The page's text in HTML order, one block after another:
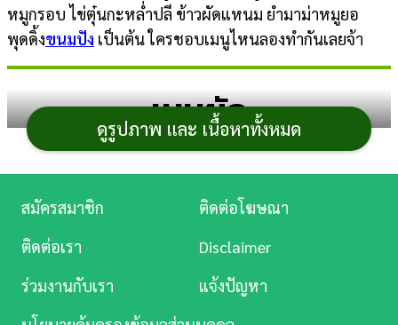
หมูกรอบ ไข่ตุ๋นกะหล่ำปลี ข้าวผัดแหนม ยำมาม่าหมูยอ
พุดดิ้งขนมปัง เป็นต้น ใครชอบเมนูไหนลองทำกันเลยจ้า
เมนูผัก
ดูรูปภาพ และ เนื้อหาทั้งหมด
การ
ศึกษา
บันเทิง
ดู
Music
สมัครสมาชิก
ติดต่อโฆษณา
ติดต่อเรา
Disclaimer
ร่วมงานกับเรา
แจ้งปัญหา